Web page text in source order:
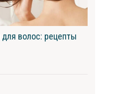
волос: рецепты